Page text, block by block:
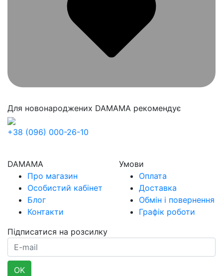
Для новонароджених DAMAMA рекомендує
+38 (096) 000-26-10
DAMAMA
Про магазин
Особистий кабінет
Блог
Контакти
Умови
Оплата
Доставка
Обмін і повернення
Графік роботи
Підписатися на розсилку
E-mail
OK